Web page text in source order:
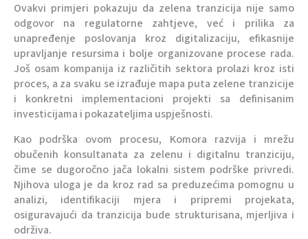
Ovakvi primjeri pokazuju da zelena tranzicija nije samo
odgovor na regulatorne zahtjeve, već i prilika za
unapređenje poslovanja kroz digitalizaciju, efikasnije
upravljanje resursima i bolje organizovane procese rada.
Još osam kompanija iz različitih sektora prolazi kroz isti
proces, a za svaku se izrađuje mapa puta zelene tranzicije
i konkretni implementacioni projekti sa definisanim
investicijama i pokazateljima uspješnosti.
Kao podrška ovom procesu, Komora razvija i mrežu
obučenih konsultanata za zelenu i digitalnu tranziciju,
čime se dugoročno jača lokalni sistem podrške privredi.
Njihova uloga je da kroz rad sa preduzećima pomognu u
analizi, identifikaciji mjera i pripremi projekata,
osiguravajući da tranzicija bude strukturisana, mjerljiva i
održiva.